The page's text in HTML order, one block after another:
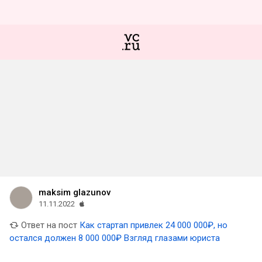
maksim glazunov
11.11.2022
Ответ на пост Как стартап привлек 24 000 000₽, но
остался должен 8 000 000₽ Взгляд глазами юриста